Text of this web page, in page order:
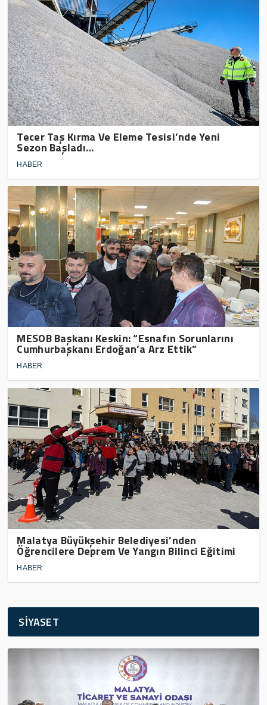
Tecer Taş Kırma Ve Eleme Tesisi’nde Yeni
Sezon Başladı…
HABER
MESOB Başkanı Keskin: “Esnafın Sorunlarını
Cumhurbaşkanı Erdoğan’a Arz Ettik”
HABER
Malatya Büyükşehir Belediyesi’nden
Öğrencilere Deprem Ve Yangın Bilinci Eğitimi
HABER
SİYASET